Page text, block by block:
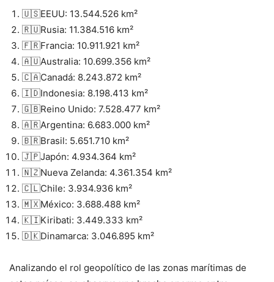
🇺🇸EEUU: 13.544.526 km²
🇷🇺Rusia: 11.384.516 km²
🇫🇷Francia: 10.911.921 km²
🇦🇺Australia: 10.699.356 km²
🇨🇦Canadá: 8.243.872 km²
🇮🇩Indonesia: 8.198.413 km²
🇬🇧Reino Unido: 7.528.477 km²
🇦🇷Argentina: 6.683.000 km²
🇧🇷Brasil: 5.651.710 km²
🇯🇵Japón: 4.934.364 km²
🇳🇿Nueva Zelanda: 4.361.354 km²
🇨🇱Chile: 3.934.936 km²
🇲🇽México: 3.688.488 km²
🇰🇮Kiribati: 3.449.333 km²
🇩🇰Dinamarca: 3.046.895 km²
Analizando el rol geopolítico de las zonas marítimas de